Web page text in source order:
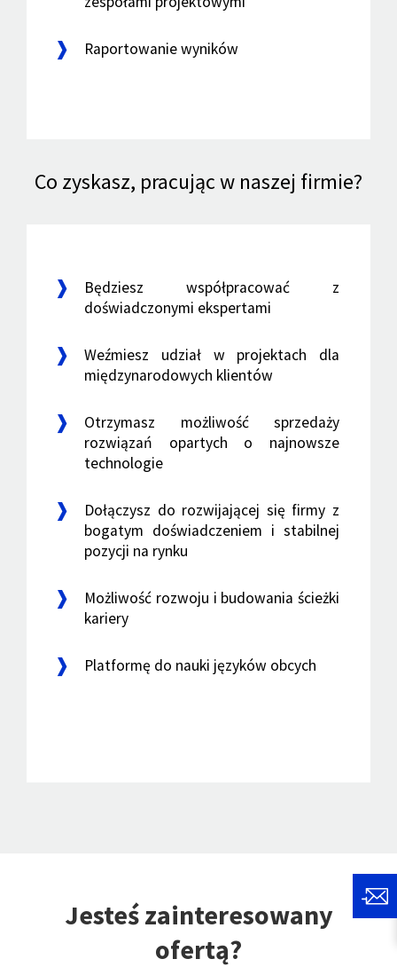
Raportowanie wyników
Co zyskasz, pracując w naszej firmie?
Będziesz współpracować z
doświadczonymi ekspertami
Weźmiesz udział w projektach dla
międzynarodowych klientów
Otrzymasz możliwość sprzedaży
rozwiązań opartych o najnowsze
technologie
Dołączysz do rozwijającej się firmy z
bogatym doświadczeniem i stabilnej
pozycji na rynku
Możliwość rozwoju i budowania ścieżki
kariery
Platformę do nauki języków obcych
Jesteś zainteresowany
ofertą?